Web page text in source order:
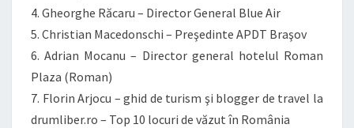
4. Gheorghe Răcaru – Director General Blue Air
5. Christian Macedonschi – Preşedinte APDT Braşov
6. Adrian Mocanu – Director general hotelul Roman
Plaza (Roman)
7. Florin Arjocu – ghid de turism şi blogger de travel la
drumliber.ro – Top 10 locuri de văzut în România